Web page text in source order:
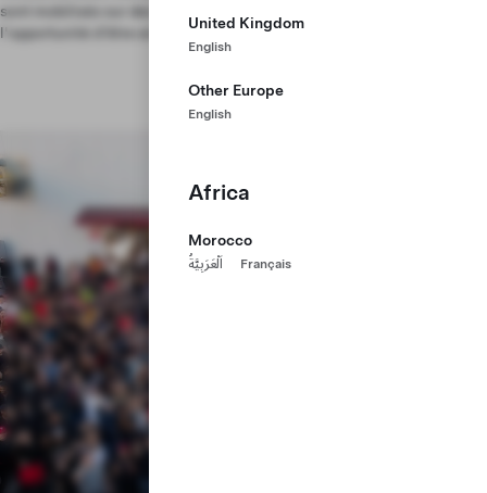
United Kingdom
English
Other Europe
English
Africa
Morocco
اَلْعَرَبِيَّةُ Français
sont mobilisés sur des projets importants tout en gagnant
l'opportunité d'être embauchés à temps plein.